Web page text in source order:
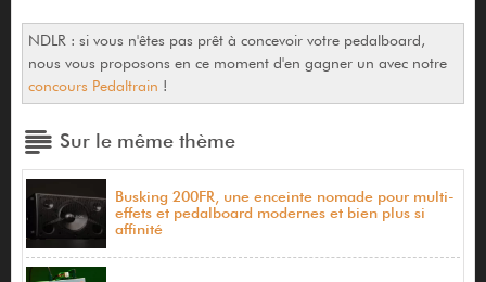
NDLR : si vous n'êtes pas prêt à concevoir votre pedalboard,
nous vous proposons en ce moment d'en gagner un avec notre
concours Pedaltrain !
Sur le même thème
Busking 200FR, une enceinte nomade pour multi-
effets et pedalboard modernes et bien plus si
affinité